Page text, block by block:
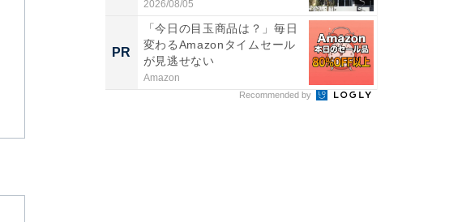
2026/08/05
PR
「今日の目玉商品は？」毎日
変わるAmazonタイムセール
が見逃せない
Amazon
Recommended by